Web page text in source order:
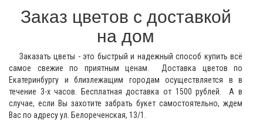
Заказ цветов с доставкой
на дом
Заказать цветы - это быстрый и надежный способ купить всё
самое свежие по приятным ценам. Доставка цветов по
Екатеринбургу и близлежащим городам осуществляется в в
течение 3-х часов. Бесплатная доставка от 1500 рублей. А в
случае, если Вы захотите забрать букет самостоятельно, ждем
Вас по адресу ул. Белореченская, 13/1.